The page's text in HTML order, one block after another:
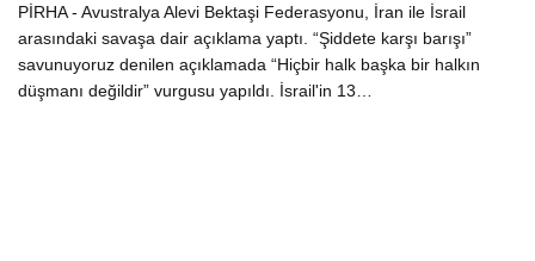
PİRHA - Avustralya Alevi Bektaşi Federasyonu, İran ile İsrail
arasındaki savaşa dair açıklama yaptı. “Şiddete karşı barışı”
savunuyoruz denilen açıklamada “Hiçbir halk başka bir halkın
düşmanı değildir” vurgusu yapıldı. İsrail'in 13…